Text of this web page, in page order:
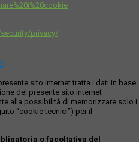
privacy/
sito internet tratta i dati in base
del presente sito internet
alla possibilità di memorizzare solo i
“cookie tecnici”) per il
o facoltativa del